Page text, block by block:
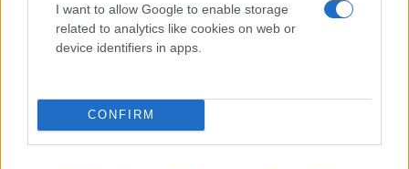
I want to allow Google to enable storage
related to analytics like cookies on web or
device identifiers in apps.
CONFIRM